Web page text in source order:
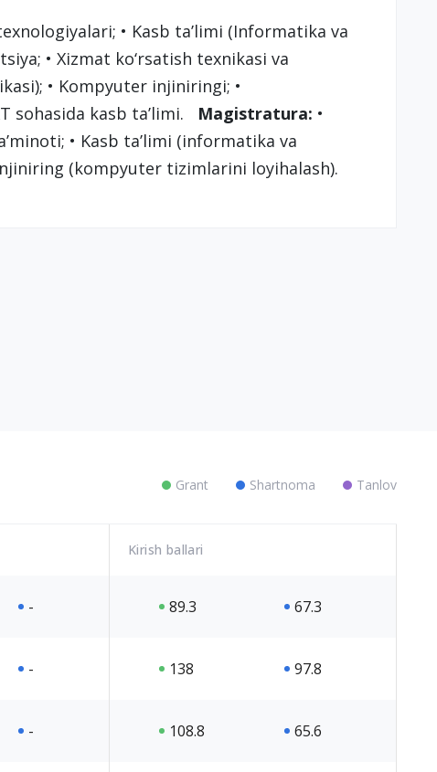
• Kasb ta’limi (Informatika va
• Xizmat ko‘rsatish texnikasi va
• Kompyuter injiniringi; •
sohasida kasb ta’limi. Magistratura: •
• Kasb ta’limi (informatika va
(kompyuter tizimlarini loyihalash).
Grant Shartnoma Tanlov
Kirish ballari
- 89.3 67.3
- 138 97.8
- 108.8 65.6